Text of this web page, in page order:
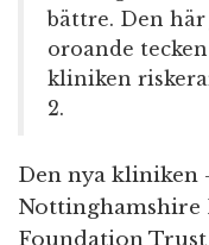
bättre. Den
oroande
kliniken
2.
Den nya kliniken
Nottinghamshire